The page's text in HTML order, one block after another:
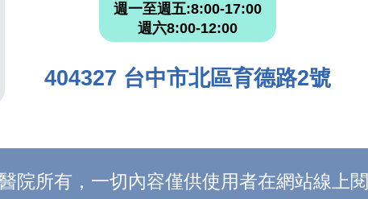
週一至週五:8:00-17:00
週六8:00-12:00
404327 台中市北區育德路2號
院所有，一切內容僅供使用者在網站線上